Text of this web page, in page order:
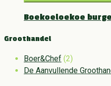
Boekoeloekoe
Groothandel
Boer&Chef (2)
De Aanvullende